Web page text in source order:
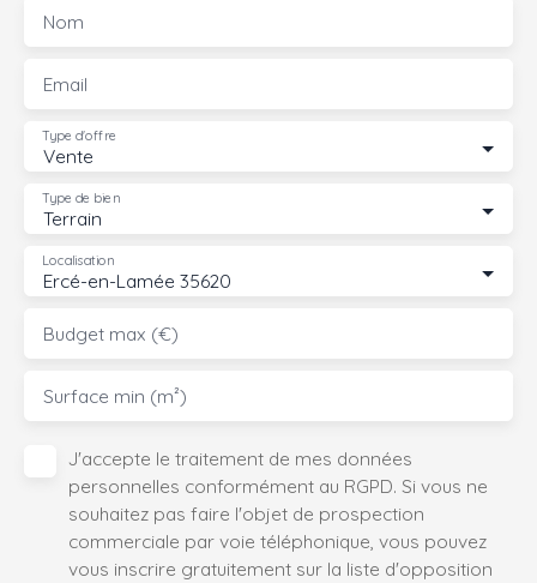
Nom
Email
Vente
Type d'offre
Terrain
Type de bien
Ercé-en-Lamée 35620
Localisation
Budget max (€)
Surface min (m²)
J'accepte le traitement de mes données
personnelles conformément au RGPD. Si vous ne
souhaitez pas faire l'objet de prospection
commerciale par voie téléphonique, vous pouvez
vous inscrire gratuitement sur la liste d'opposition